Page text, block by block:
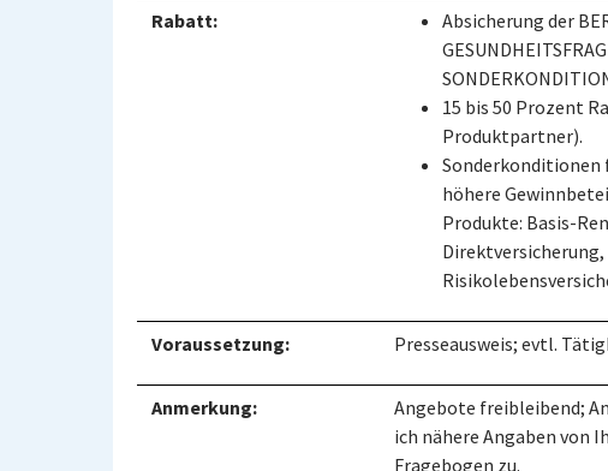
Rabatt:
Absicherung der
15 bis 50 Prozent
Produktpartner).
Sonderkonditionen
höhere
Produkte: Basis-
Voraussetzung: Presseausweis; evtl.
Anmerkung:
Angebote freibleibend;
ich nähere Angaben von
Fragebogen zu.